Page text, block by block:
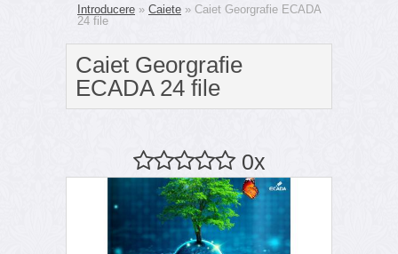
Introducere » Caiete » Caiet Georgrafie ECADA
24 file
Caiet Georgrafie
ECADA 24 file
0x